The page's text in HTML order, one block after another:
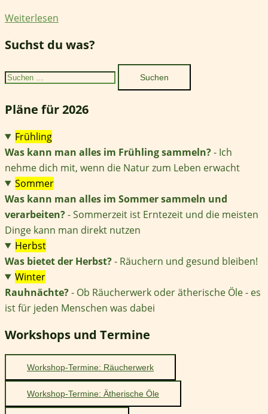
Weiterlesen
Suchst du was?
Suchen
nach:
Pläne für 2026
Frühling
Was kann man alles im Frühling sammeln?- Ich
nehme dich mit, wenn die Natur zum Leben erwacht
Sommer
Was kann man alles im Sommer sammeln und
verarbeiten?- Sommerzeit ist Erntezeit und die meisten
Dinge kann man direkt nutzen
Herbst
Was bietet der Herbst?- Räuchern und gesund bleiben!
Winter
Rauhnächte?- Ob Räucherwerk oder ätherische Öle - es
ist für jeden Menschen was dabei
Workshops und Termine
Workshop-Termine: Räucherwerk
Workshop-Termine: Ätherische Öle